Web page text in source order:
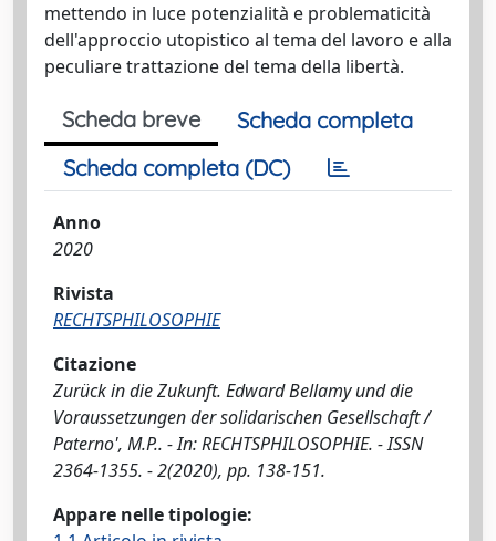
mettendo in luce potenzialità e problematicità
dell'approccio utopistico al tema del lavoro e alla
peculiare trattazione del tema della libertà.
Scheda breve
Scheda completa
Scheda completa (DC)
Anno
2020
Rivista
RECHTSPHILOSOPHIE
Citazione
Zurück in die Zukunft. Edward Bellamy und die
Voraussetzungen der solidarischen Gesellschaft /
Paterno', M.P.. - In: RECHTSPHILOSOPHIE. - ISSN
2364-1355. - 2(2020), pp. 138-151.
Appare nelle tipologie: